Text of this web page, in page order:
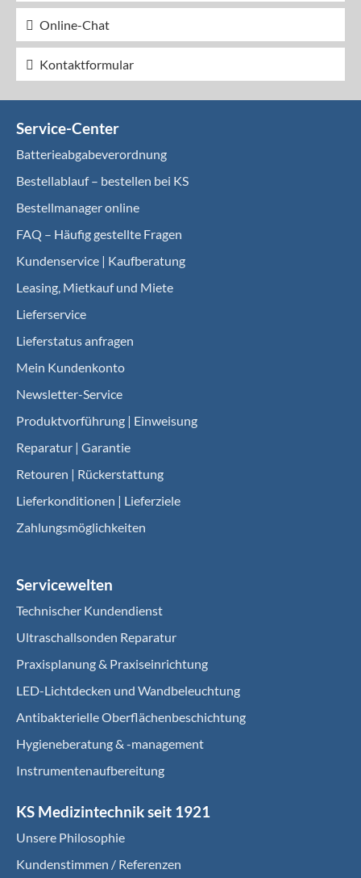
Online-Chat
Kontaktformular
Service-Center
Batterieabgabeverordnung
Bestellablauf – bestellen bei KS
Bestellmanager online
FAQ – Häufig gestellte Fragen
Kundenservice | Kaufberatung
Leasing, Mietkauf und Miete
Lieferservice
Lieferstatus anfragen
Mein Kundenkonto
Newsletter-Service
Produktvorführung | Einweisung
Reparatur | Garantie
Retouren | Rückerstattung
Lieferkonditionen | Lieferziele
Zahlungsmöglichkeiten
Servicewelten
Technischer Kundendienst
Ultraschallsonden Reparatur
Praxisplanung & Praxiseinrichtung
LED-Lichtdecken und Wandbeleuchtung
Antibakterielle Oberflächenbeschichtung
Hygieneberatung & -management
Instrumentenaufbereitung
KS Medizintechnik seit 1921
Unsere Philosophie
Kundenstimmen / Referenzen